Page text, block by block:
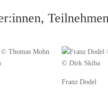
© Dirk Skiba
Franz Dodel